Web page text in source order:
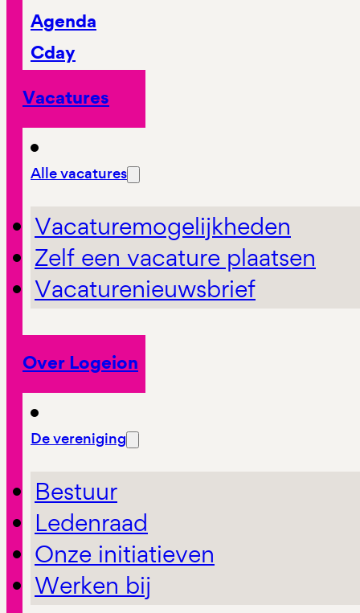
Agenda
Cday
Vacatures
Alle vacatures
Vacaturemogelijkheden
Zelf een vacature plaatsen
Vacaturenieuwsbrief
Over Logeion
De vereniging
Bestuur
Ledenraad
Onze initiatieven
Werken bij